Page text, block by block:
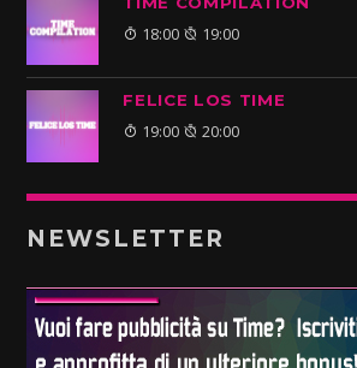
18:00 19:00
FELICE LOS TIME
19:00 20:00
NEWSLETTER